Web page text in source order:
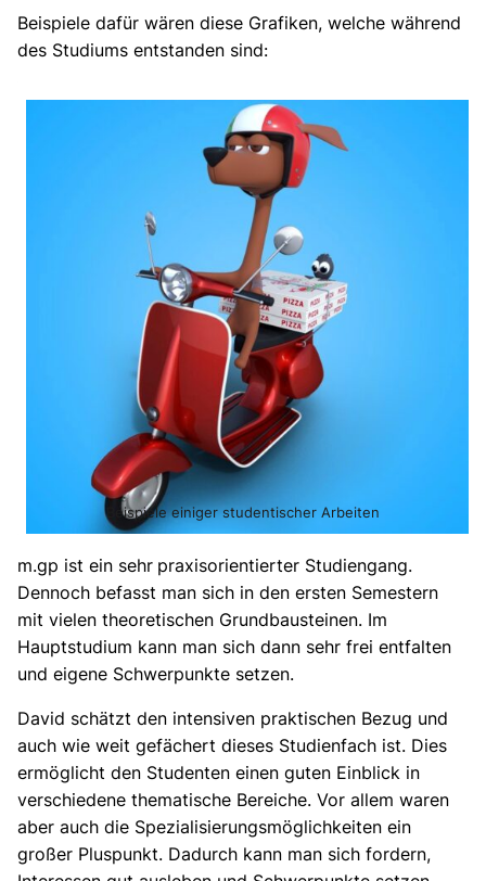
Beispiele dafür wären diese Grafiken, welche während
des Studiums entstanden sind:
Beispiele einiger studentischer Arbeiten
m.gp ist ein sehr praxisorientierter Studiengang.
Dennoch befasst man sich in den ersten Semestern
mit vielen theoretischen Grundbausteinen. Im
Hauptstudium kann man sich dann sehr frei entfalten
und eigene Schwerpunkte setzen.
David schätzt den intensiven praktischen Bezug und
auch wie weit gefächert dieses Studienfach ist. Dies
ermöglicht den Studenten einen guten Einblick in
verschiedene thematische Bereiche. Vor allem waren
aber auch die Spezialisierungsmöglichkeiten ein
großer Pluspunkt. Dadurch kann man sich fordern,